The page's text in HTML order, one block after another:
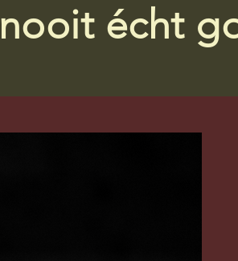
nooit écht